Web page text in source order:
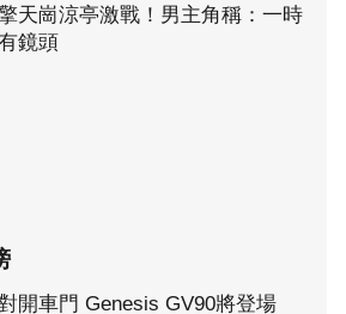
天崗涼亭激戰！男主角稱：一時
鏡頭
開車門 Genesis GV90將登場